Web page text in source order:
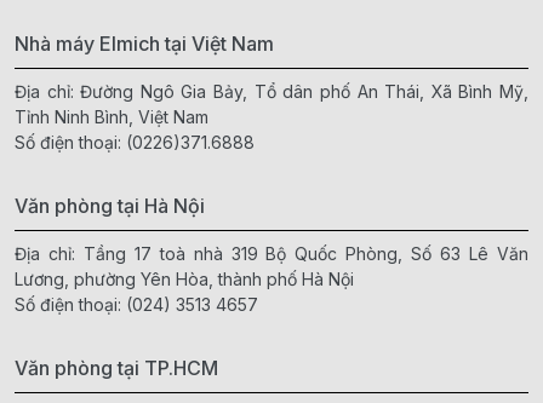
Nhà máy Elmich tại Việt Nam
Địa chỉ: Đường Ngô Gia Bảy, Tổ dân phố An Thái, Xã Bình Mỹ,
Tỉnh Ninh Bình, Việt Nam
Số điện thoại: (0226)371.6888
Văn phòng tại Hà Nội
Địa chỉ: Tầng 17 toà nhà 319 Bộ Quốc Phòng, Số 63 Lê Văn
Lương, phường Yên Hòa, thành phố Hà Nội
Số điện thoại: (024) 3513 4657
Văn phòng tại TP.HCM